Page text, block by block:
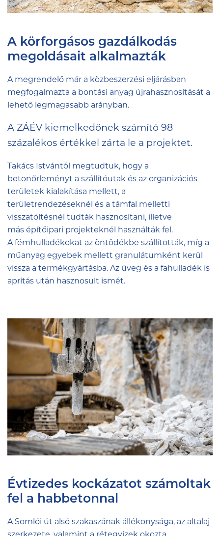
A körforgásos gazdálkodás
megoldásait alkalmazták
A megrendelő már a közbeszerzési eljárásban
megfogalmazta a bontási anyag újrahasznosítását a
lehető legmagasabb arányban.
A ZÁÉV kiemelkedőnek számító 98
százalékos értékkel zárta le a projektet.
Takács Istvántól megtudtuk, hogy a
betonőrleményt a szállítóutak és az organizációs
területek kialakítása mellett, a
területrendezéseknél és a támfal melletti
visszatöltésnél tudták hasznosítani, illetve
más építőipari projekteknél használták fel.
A fémhulladékokat az öntödékbe szállították, míg a
műanyag egyebek mellett granulátumként kerül
vissza a termékgyártásba. Az üveg és a fahulladék is
aprítás után hasznosult ismét.
Évtizedes kockázatot számoltak
fel a habbetonnal
A Somlói út alsó szakaszának állékonysága, az altalaj